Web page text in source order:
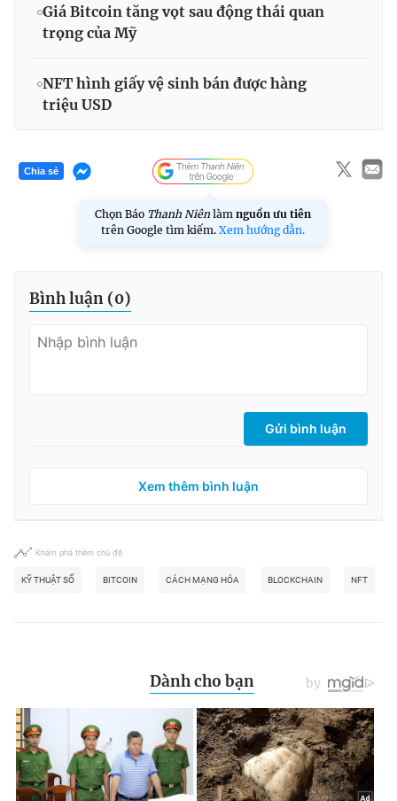
Giá Bitcoin tăng vọt sau động thái quan
trọng của Mỹ
NFT hình giấy vệ sinh bán được hàng
triệu USD
Chia sẻ
Chọn Báo Thanh Niên làm nguồn ưu tiên
trên Google tìm kiếm. Xem hướng dẫn.
Bình luận (0)
Gửi bình luận
Xem thêm bình luận
Khám phá thêm chủ đề
KỸ THUẬT SỐ BITCOIN CÁCH MẠNG HÓA BLOCKCHAIN NFT